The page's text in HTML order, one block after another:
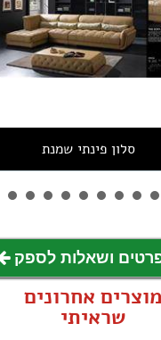
סלון פינתי שמנת
ושאלות לספק
מוצרים אחרונים
שראיתי